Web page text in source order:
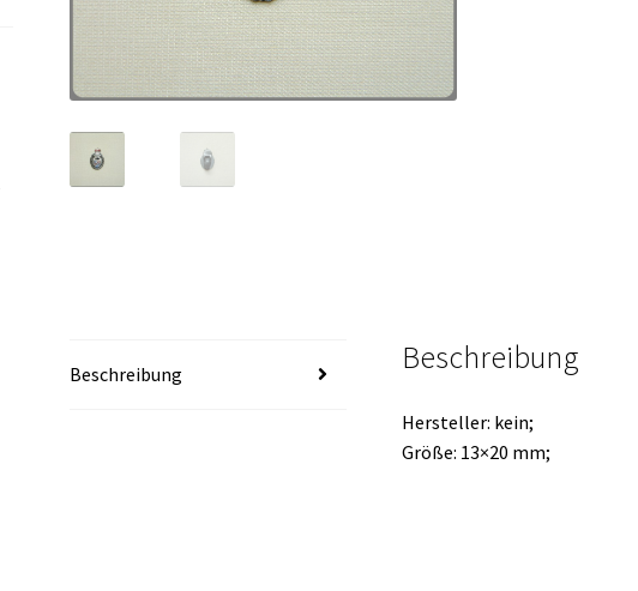
Beschreibung Beschreibung
Hersteller: kein;
Größe: 13×20 mm;